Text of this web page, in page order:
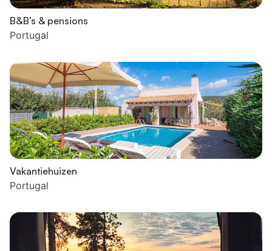
B&B’s & pensions
Portugal
Vakantiehuizen
Portugal